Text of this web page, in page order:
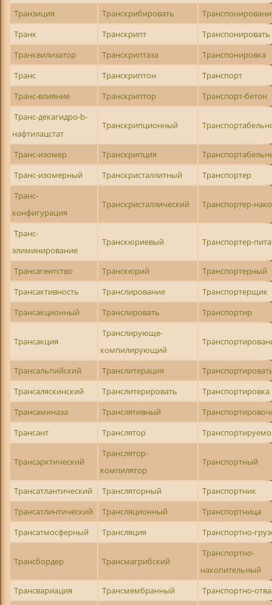
Транзиция
Транскрибировать
Транк
Транскрипт
Транспонировать
Транквилизатор
Транскриптаза
Транспонировка
Транс
Транскриптон
Транспорт
Транс-влияние
Транскриптор
Транспорт-бетон
Транс-декагидро-b-
нафтилацстат
Транскрипционный
Транс-изомер Транскрипция
Транс-изомерный
Транскристаллитный
Транспортер
Транс-
конфигурация
Транскристаллический Транспортер-
Транс-
элиминирование
Транскюриевый Транспортер-
Трансагентство Транскюрий
Транспортерный
Трансактивность
Транслирование
Транспортерщик
Трансакционный
Транслировать Транспортир
Трансакция
Транслирующе-
компилирующий
Трансальпийский Транслитерация
Трансаляскинский
Транслитерировать
Транспортировка
Трансаминаза
Транслятивный
Трансант
Транслятор
Трансарктический
Транслятор-
компилятор
Транспортный
Трансатлантический Трансляторный
Транспортник
Трансатлинтический
Трансляционный
Транспортница
Трансатмосферный
Трансляция Транспортно-
Трансбордер Трансмагрибский
Транспортно-
накопительный
Трансвариация
Трансмембранный Транспортно-